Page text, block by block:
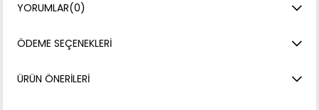
YORUMLAR(0)
ÖDEME SEÇENEKLERI
ÜRÜN ÖNERILERI